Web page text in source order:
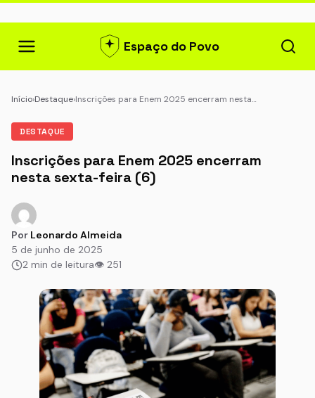
Espaço do Povo
Início›Destaque›Inscrições para Enem 2025 encerram nesta…
DESTAQUE
Inscrições para Enem 2025 encerram
nesta sexta-feira (6)
Por Leonardo Almeida
5 de junho de 2025
2 min de leitura👁 251